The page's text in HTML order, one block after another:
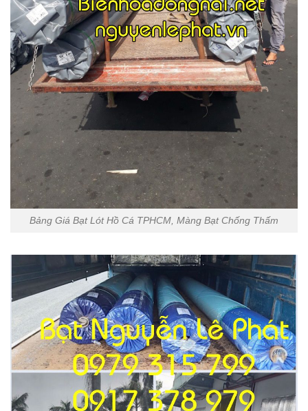
Bảng Giá Bạt Lót Hồ Cá TPHCM, Màng Bạt Chống Thấm